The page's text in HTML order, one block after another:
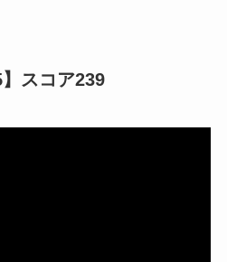
】スコア239